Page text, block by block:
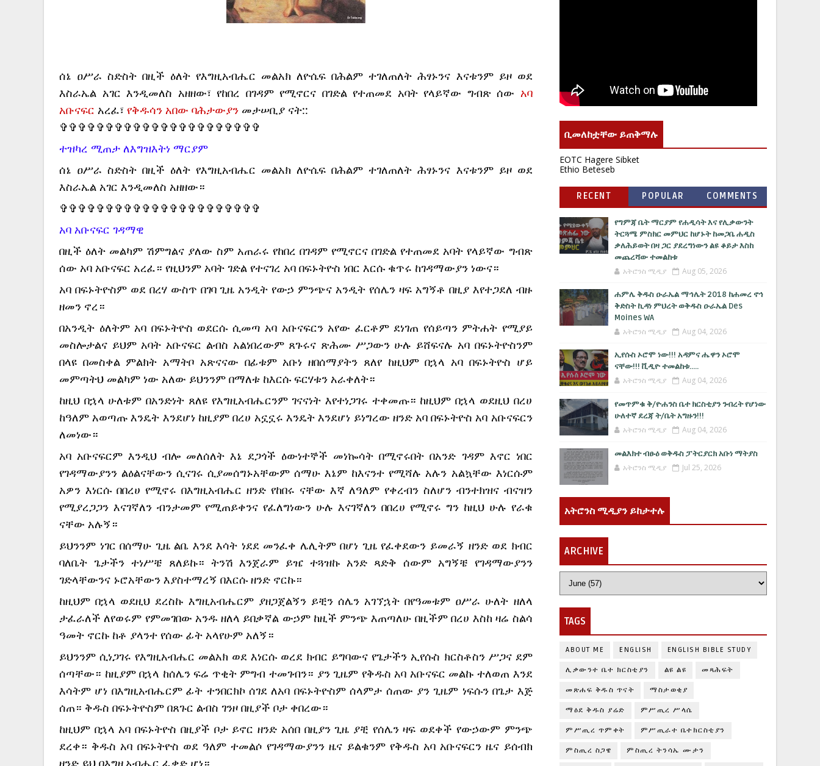
ሰኔ ዐሥራ ስድስት በዚች ዕለት የእግዚአብሔር መልአክ ለዮሴፍ በሕልም ተገለጠለት ሕፃኑንና እናቱንም ይዞ ወደ
እስራኤል አገር እንዲመለስ አዘዘው፣ የከበረ በገዳም የሚኖርና በገድል የተጠመደ አባት የላይኛው ግብጽ ሰው አባ
አቡናፍር አረፈ፣ የቅዱሳን አበው ባሕታውያን መታሠቢያ ናት::
✞✞✞✞✞✞✞✞✞✞✞✞✞✞✞✞✞✞✞✞✞✞
ተዝካረ ሚጠታ ለእግዝእትነ ማርያም
ሰኔ ዐሥራ ስድስት በዚች ዕለት የእግዚአብሔር መልአክ ለዮሴፍ በሕልም ተገለጠለት ሕፃኑንና እናቱንም ይዞ ወደ
እስራኤል አገር እንዲመለስ አዘዘው።
✞✞✞✞✞✞✞✞✞✞✞✞✞✞✞✞✞✞✞✞✞✞
አባ አቡናፍር ገዳማዊ
በዚች ዕለት መልካም ሽምግልና ያለው ስም አጠራሩ የከበረ በገዳም የሚኖርና በገድል የተጠመደ አባት የላይኛው ግብጽ
ሰው አባ አቡናፍር አረፈ። የዚህንም አባት ገድል የተናገረ አባ በፍኑትዮስ ነበር እርሱ ቁጥሩ ከገዳማውያን ነውና።
አባ በፍኑትዮስም ወደ በረሃ ውስጥ በገባ ጊዜ አንዲት የውኃ ምንጭና አንዲት የሰሌን ዛፍ አግኝቶ በዚያ እየተጋደለ ብዙ
ዘመን ኖረ።
በአንዲት ዕለትም አባ በፍኑትዮስ ወደርሱ ሲመጣ አባ አቡናፍርን አየው ፈርቶም ደነገጠ የሰይጣን ምትሐት የሚያይ
መስሎታልና ይህም አባት አቡናፍር ልብስ አልነበረውም ጸጉሩና ጽሕሙ ሥጋውን ሁሉ ይሸፍናሉ አባ በፍኑትዮስንም
በላዩ በመስቀል ምልክት አማትቦ አጽናናው በፊቱም አቡነ ዘበሰማያትን ጸለየ ከዚህም በኋላ አባ በፍኑትዮስ ሆይ
መምጣትህ መልካም ነው አለው ይህንንም በማለቱ ከእርሱ ፍርሃቱን አራቀለት።
ከዚህ በኋላ ሁለቱም በአንድነት ጸለዩ የእግዚአብሔርንም ገናናነት እየተነጋገሩ ተቀመጡ። ከዚህም በኋላ ወደዚህ በረሀ
ከዓለም አወጣጡ እንዴት እንደሆነ ከዚያም በረሀ አኗኗሩ እንዴት እንደሆነ ይነግረው ዘንድ አባ በፍኑትዮስ አባ አቡናፍርን
ለመነው።
አባ አቡናፍርም እንዲህ ብሎ መለሰለት እኔ ደጋጎች ዕውነተኞች መነኰሳት በሚኖሩበት በአንድ ገዳም እኖር ነበር
የገዳማውያንን ልዕልናቸውን ሲናገሩ ሲያመሰግኑአቸውም ሰማሁ እኔም ከእናንተ የሚሻሉ አሉን አልኳቸው እነርሱም
አዎን እነርሱ በበረሀ የሚኖሩ በእግዚአብሔር ዘንድ የከበሩ ናቸው እኛ ለዓለም የቀረብን ስለሆን ብንተክዝና ብናዝን
የሚያረጋጋን እናገኛለን ብንታመም የሚጠይቀንና የፈለግነውን ሁሉ እናገኛለን በበረሀ የሚኖሩ ግን ከዚህ ሁሉ የራቁ
ናቸው አሉኝ።
ይህንንም ነገር በሰማሁ ጊዜ ልቤ እንደ እሳት ነደደ መንፈቀ ሌሊትም በሆነ ጊዜ የፈቀደውን ይመራኝ ዘንድ ወደ ክብር
ባለቤት ጌታችን ተነሥቼ ጸለይኩ። ትንሽ እንጀራም ይዤ ተጓዝኩ አንድ ጻድቅ ሰውም አግኝቼ የገዳማውያንን
ገድላቸውንና ኑሮአቸውን እያስተማረኝ በእርሱ ዘንድ ኖርኩ።
ከዚህም በኋላ ወደዚህ ደረስኩ እግዚአብሔርም ያዘጋጀልኝን ይቺን ሰሌን አገኘኋት በየዓመቱም ዐሥራ ሁለት ዘለላ
ታፈራለች ለየወሩም የምመገበው አንዱ ዘለላ ይበቃኛል ውኃም ከዚች ምንጭ እጠጣለሁ በዚችም በረሀ እስከ ዛሬ ስልሳ
ዓመት ኖርኩ ከቶ ያላንተ የሰው ፊት አላየሁም አለኝ።
ይህንንም ሲነጋገሩ የእግዚአብሔር መልአክ ወደ እነርሱ ወረደ ክብር ይግባውና የጌታችን ኢየሱስ ክርስቶስን ሥጋና ደም
ሰጣቸው። ከዚያም በኋላ ከሰሌን ፍሬ ጥቂት ምግብ ተመገብን። ያን ጊዜም የቅዱስ አባ አቡናፍር መልኩ ተለወጠ እንደ
እሳትም ሆነ በእግዚአብሔርም ፊት ተንበርክኮ ሰገደ ለአባ በፍኑትዮስም ሰላምታ ሰጠው ያን ጊዜም ነፍሱን በጌታ እጅ
ሰጠ። ቅዱስ በፍኑትዮስም በጸጉር ልብስ ገንዞ በዚያች ቦታ ቀበረው።
ከዚህም በኋላ አባ በፍኑትዮስ በዚያች ቦታ ይኖር ዘንድ አሰበ በዚያን ጊዜ ያቺ የሰሌን ዛፍ ወደቀች የውኃውም ምንጭ
ደረቀ። ቅዱስ አባ በፍኑትዮስ ወደ ዓለም ተመልሶ የገዳማውያንን ዜና ይልቁንም የቅዱስ አባ አቡናፍርን ዜና ይሰብክ
ዘንድ ይህ በእግዚአብሔር ፈቃድ ሆነ።
ቢመለከቷቸው ይጠቅማሉ
EOTC Hagere Sibket
Ethio Beteseb
RECENT POPULAR COMMENTS
የግምጃ ቤት ማርያም የሐዲሳት እና የሊቃውንት
ትርጓሜ ምስክር መምህር ከሆኑት ከመጋቤ ሐዲስ
ቃለሕይወት በዛ ጋር ያደረግነውን ልዩ ቆይታ እስከ
መጨረሻው ተመልከቱ
አትሮንስ ሚዲያ Aug 05, 2026
ሐምሌ ቅዱስ ዑራኤል ማኅሌት 2018 ከሐመረ ኖኅ
ቅድስት ኪዳነ ምህረት ወቅዱስ ዑራኤል Des
Moines WA
አትሮንስ ሚዲያ Aug 04, 2026
ኢየሱስ ኦሮሞ ነው!!! አዳምና ሔዋን ኦሮሞ
ናቸው!!! ቪዲዮ ተመልከቱ.....
አትሮንስ ሚዲያ Aug 04, 2026
የመጥምቁ ቅ/ዮሐንስ ቤተ ክርስቲያን ንብረት የሆነው
ሁለተኛ ደረጃ ት/ቤት አግዙን!!!
አትሮንስ ሚዲያ Aug 04, 2026
መልእክተ ብፁዕ ወቅዱስ ፓትርያርክ አቡነ ማትያስ
አትሮንስ ሚዲያ Jul 25, 2026
አትሮንስ ሚዲያን ይከታተሉ
ARCHIVE
TAGS
ABOUT ME ENGLISH ENGLISH BIBLE STUDY
ሊቃውንተ ቤተ ክርስቲያን ልዩ ልዩ መጻሕፍት
መጽሐፍ ቅዱስ ጥናት ማስታወቂያ
ማዕደ ቅዱስ ያሬድ ምሥጢረ ሥላሴ
ምሥጢረ ጥምቀት ምሥጢራተ ቤተክርስቲያን
ምስጢረ ስጋዌ ምስጢረ ትንሳኤ ሙታን